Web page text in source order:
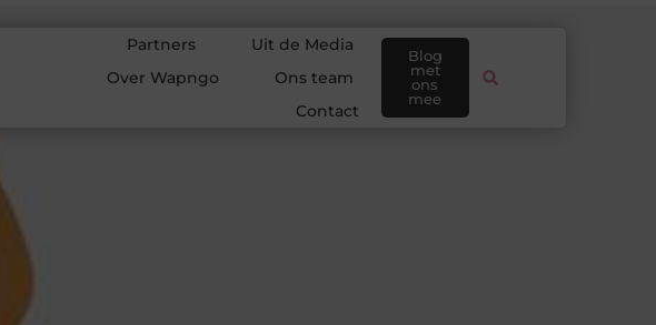
Partners
Uit de Media
Over Wapngo
Ons team
Contact
Blog
met
ons
mee